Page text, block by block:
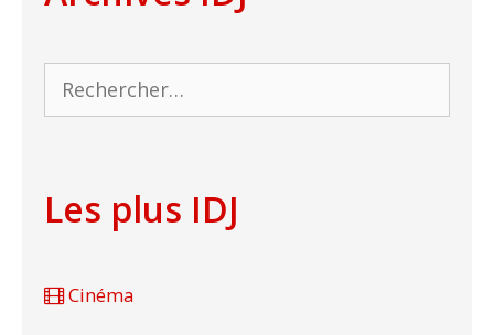
Rechercher :
Les plus IDJ
Cinéma